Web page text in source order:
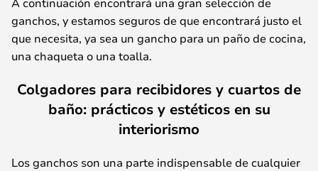
ganchos, y estamos seguros de que encontrará justo el
que necesita, ya sea un gancho para un paño de cocina,
una chaqueta o una toalla.
Colgadores para recibidores y cuartos de
baño: prácticos y estéticos en su
interiorismo
Los ganchos son una parte indispensable de cualquier